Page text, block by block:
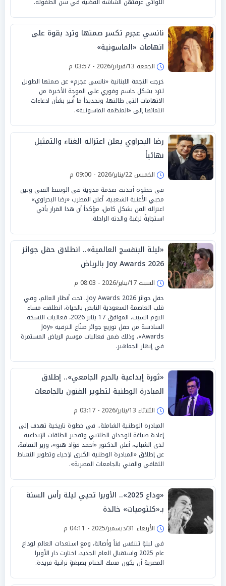
نانسي عجرم تكسر صمتها وترد بقوة على
اتهامات «الماسونية»
الجمعة 13/فبراير/2026 - 03:57 م
خرجت النجمة اللبنانية «نانسي عجرم» عن صمتها الطويل
لترد بشكل حاسم وفوري على الموجة الأخيرة من
الاتهامات التي طالتها، وتحديداً ما أُثير بشأن ادعاءات
انتمائها إلى «المنظمة الماسونية».
رضا البحراوي يعلن اعتزاله الغناء والتمثيل
نهائياً
الخميس 22/يناير/2026 - 09:00 م
في خطوة أحدثت صدمة مدوية في الوسط الفني وبين
محبي الأغنية الشعبية، أعلن المطرب «رضا البحراوي»
اعتزاله الفن بشكل كامل، مؤكداً أن هذا القرار يأتي
استجابةً لرغبة والدته الراحلة.
«ليلة البنفسج العالمية».. انطلاق حفل جوائز
Joy Awards 2026 بالرياض
السبت 17/يناير/2026 - 08:03 م
حفل جوائز Joy Awards 2026.. تحت أنظار العالم، وفي
قلب العاصمة السعودية النابض بالحياة، انطلقت مساء
اليوم السبت، الموافق 17 يناير 2026، فعاليات النسخة
السادسة من حفل توزيع جوائز صنّاع الترفيه «Joy
Awards»، وذلك ضمن فعاليات موسم الرياض المستمرة
في إبهار الجماهير.
«ثورة إبداعية بالحرم الجامعي».. إطلاق
المبادرة الوطنية لتطوير الفنون بالجامعات
الثلاثاء 13/يناير/2026 - 03:17 م
المبادرة الوطنية الشاملة.. في خطوة تاريخية تهدف إلى
إعادة صياغة الوجدان الطلابي وتفجير الطاقات الإبداعية
لدى الشباب، أعلن الدكتور «أحمد فؤاد هنو»، وزير الثقافة،
عن إطلاق «المبادرة الوطنية الكبرى لإحياء وتطوير النشاط
الثقافي والفني بالجامعات المصرية».
«وداع 2025».. الأوبرا تحيي ليلة رأس السنة
بـ«كلثوميات» خالدة
الأربعاء 31/ديسمبر/2025 - 04:11 م
في ليلةٍ تتنفس فناً وأصالة، ومع استعدات العالم لوداع
عام 2025 واستقبال العام الجديد، اختارت دار الأوبرا
المصرية أن يكون مسك الختام بصبغةٍ تراثية فريدة.